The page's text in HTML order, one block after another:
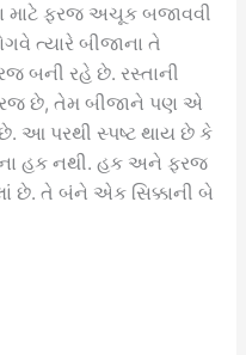
માટે ફરજ અચૂક બજાવવી
ત્યારે બીજાના તે
બની રહે છે. રસ્તાની
છે, તેમ બીજાને પણ એ
છે. આ પરથી સ્પષ્ટ થાય છે કે
હક નથી. હક અને ફરજ
છે. તે બંને એક સિક્કાની બે